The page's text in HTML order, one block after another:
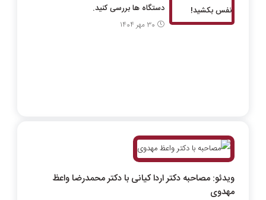
دستگاه ها بررسی کنید.
30 مهر 1404
ویدئو: مصاحبه دکتر اردا کیانی با دکتر محمدرضا واعظ
مهدوی